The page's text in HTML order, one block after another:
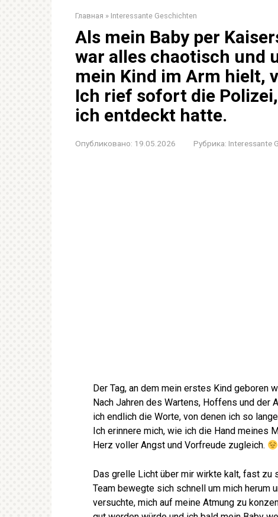
Главная » Interessante Geschichten
Als mein Baby per
war alles chaotisch und
mein Kind im Arm hielt,
Ich rief sofort die
ich entdeckt hatte.
Опубликовано: 19.05.2026 Рубрика: Interessante
Der Tag, an dem mein erstes Kind geboren
Nach Jahren des Wartens, Hoffens und
ich endlich die Worte, von denen ich so
Ich erinnere mich, wie ich die Hand meines
Herz voller Angst und Vorfreude zugleich.
Das grelle Licht über mir wirkte kalt, fast zu
Team bewegte sich schnell um mich herum
versuchte, mich auf meine Atmung zu